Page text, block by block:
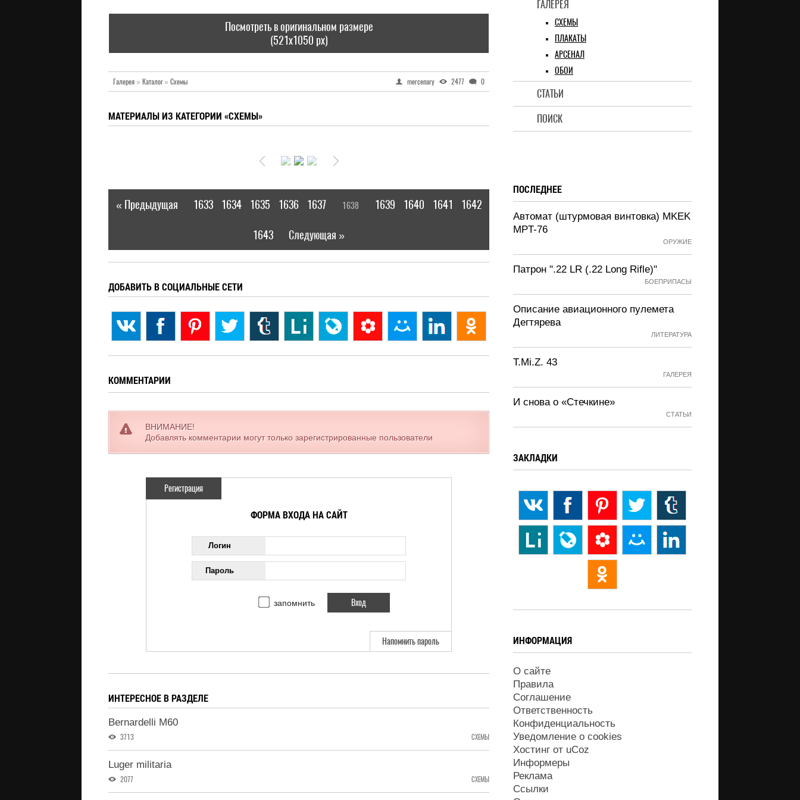
ГАЛЕРЕЯ
СХЕМЫ
ПЛАКАТЫ
АРСЕНАЛ
ОБОИ
СТАТЬИ
ПОИСК
Посмотреть в оригинальном размере
(521x1050 px)
Галерея» Каталог» Схемы mercenary 2477 0
МАТЕРИАЛЫ ИЗ КАТЕГОРИИ «СХЕМЫ»
« Предыдущая 1633 1634 1635 1636 1637 1638 1639 1640 1641 1642
1643 Следующая »
ДОБАВИТЬ В СОЦИАЛЬНЫЕ СЕТИ
КОММЕНТАРИИ
ВНИМАНИЕ!
Добавлять комментарии могут только зарегистрированные пользователи
Регистрация
ФОРМА ВХОДА НА САЙТ
Логин
Пароль
запомнить
Напомнить пароль
ИНТЕРЕСНОЕ В РАЗДЕЛЕ
Bernardelli M60
3713 СХЕМЫ
Luger militaria
2077 СХЕМЫ
ПОСЛЕДНЕЕ
Автомат (штурмовая винтовка) MKEK
MPT-76
ОРУЖИЕ
Патрон ".22 LR (.22 Long Rifle)"
БОЕПРИПАСЫ
Описание авиационного пулемета
Дегтярева
ЛИТЕРАТУРА
T.Mi.Z. 43
ГАЛЕРЕЯ
И снова о «Стечкине»
СТАТЬИ
ЗАКЛАДКИ
ИНФОРМАЦИЯ
О сайте
Правила
Соглашение
Ответственность
Конфиденциальность
Уведомление о cookies
Хостинг от uCoz
Информеры
Реклама
Ссылки